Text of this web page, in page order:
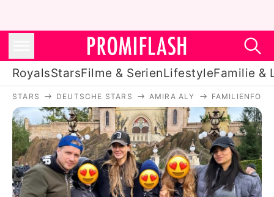
RoyalsStarsFilme & SerienLifestyleFamilie &
Royals
Stars
Filme & Serien
Lifestyle
STARS DEUTSCHE STARS AMIRA ALY